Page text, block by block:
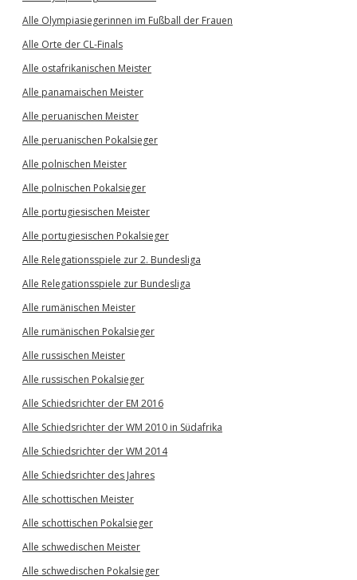
Alle Olympiasiegerinnen im Fußball der Frauen
Alle Orte der CL-Finals
Alle ostafrikanischen Meister
Alle panamaischen Meister
Alle peruanischen Meister
Alle peruanischen Pokalsieger
Alle polnischen Meister
Alle polnischen Pokalsieger
Alle portugiesischen Meister
Alle portugiesischen Pokalsieger
Alle Relegationsspiele zur 2. Bundesliga
Alle Relegationsspiele zur Bundesliga
Alle rumänischen Meister
Alle rumänischen Pokalsieger
Alle russischen Meister
Alle russischen Pokalsieger
Alle Schiedsrichter der EM 2016
Alle Schiedsrichter der WM 2010 in Südafrika
Alle Schiedsrichter der WM 2014
Alle Schiedsrichter des Jahres
Alle schottischen Meister
Alle schottischen Pokalsieger
Alle schwedischen Meister
Alle schwedischen Pokalsieger